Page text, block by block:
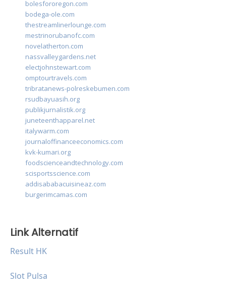
bolesfororegon.com
bodega-ole.com
thestreamlinerlounge.com
mestrinorubanofc.com
novelatherton.com
nassvalleygardens.net
electjohnstewart.com
omptourtravels.com
tribratanews-polreskebumen.com
rsudbayuasih.org
publikjurnalistik.org
juneteenthapparel.net
italywarm.com
journaloffinanceeconomics.com
kvk-kumari.org
foodscienceandtechnology.com
scisportsscience.com
addisababacuisineaz.com
burgerimcamas.com
Link Alternatif
Result HK
Slot Pulsa